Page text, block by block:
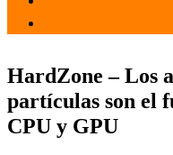
HardZone – Los
partículas son el
CPU y GPU